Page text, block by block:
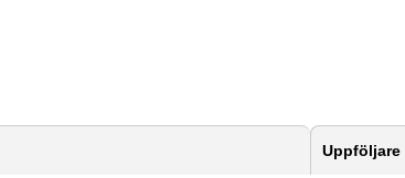
Uppföljare